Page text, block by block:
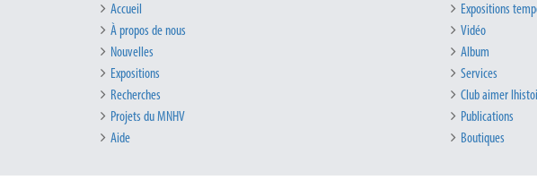
Accueil
À propos de nous
Nouvelles
Expositions
Recherches
Projets du MNHV
Aide
Expositions
Vidéo
Album
Services
Club aimer
Publications
Boutiques